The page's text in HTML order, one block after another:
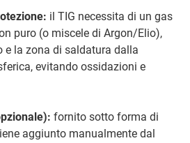
il TIG necessita di un gas
puro (o miscele di Argon/Elio),
e la zona di saldatura dalla
evitando ossidazioni e
fornito sotto forma di
aggiunto manualmente dal